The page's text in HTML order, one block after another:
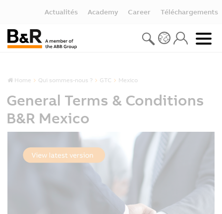
Actualités Academy Career Téléchargements
Home Qui sommes-nous ? GTC Mexico
General Terms & Conditions
B&R Mexico